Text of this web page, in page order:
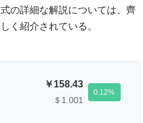
の詳細な解説については、齊
く紹介されている。
158.43
＄1.001
0.12